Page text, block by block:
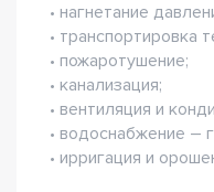
• нагнетание
• транспортировка
• пожаротушение;
• канализация;
• вентиляция и
• водоснабжение –
• ирригация и